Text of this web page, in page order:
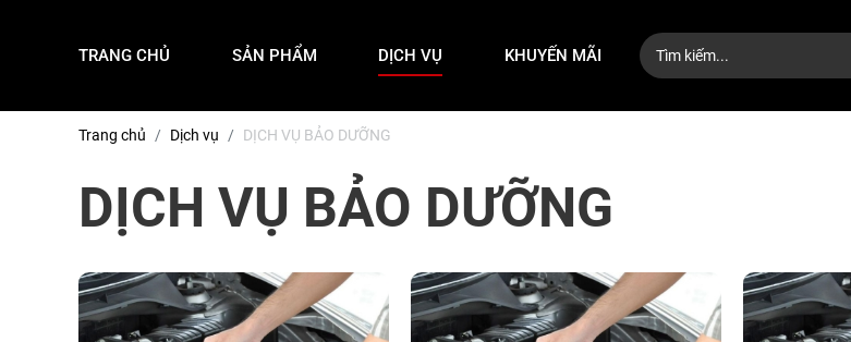
TRANG CHỦ SẢN PHẨM DỊCH VỤ KHUYẾN MÃI
Trang chủ Dịch vụ DỊCH VỤ BẢO DƯỠNG
DỊCH VỤ BẢO DƯỠNG